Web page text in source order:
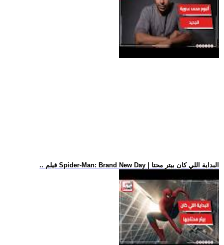
.. فيلم Spider-Man: Brand New Day | البداية اللي كان بيتر محتا